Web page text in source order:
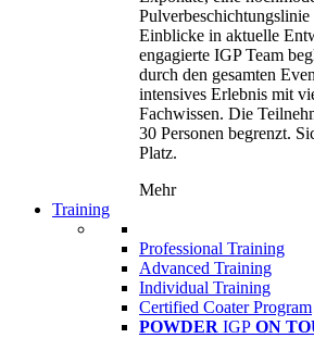
Einblicke in aktuelle
engagierte IGP Team
durch den gesamten
intensives Erlebnis mit
Fachwissen. Die
30 Personen begrenzt.
Platz.
Mehr
Training
Professional Training
Advanced Training
Individual Training
Certified Coater Program
POWDER IGP ON